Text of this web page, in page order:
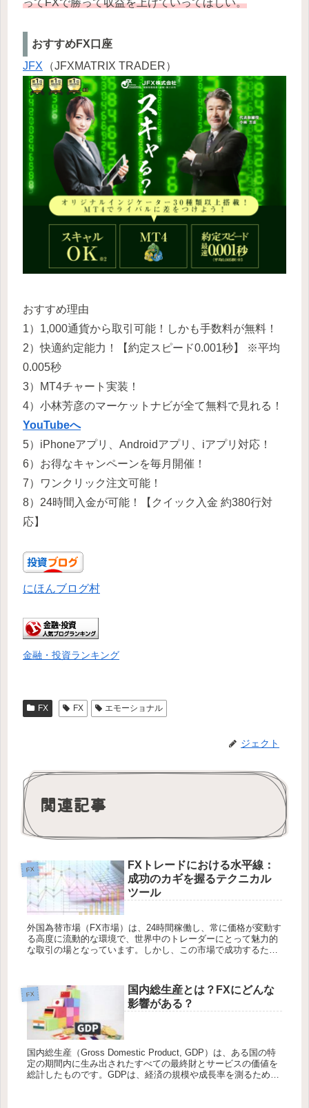
おすすめFX口座
JFX
（JFXMATRIX TRADER）
おすすめ理由
1）1,000通貨から取引可能！しかも手数料が無料！
2）快適約定能力！【約定スピード0.001秒】 ※平均
0.005秒
3）MT4チャート実装！
4）小林芳彦のマーケットナビが全て無料で見れる！
YouTubeへ
5）iPhoneアプリ、Androidアプリ、iアプリ対応！
6）お得なキャンペーンを毎月開催！
7）ワンクリック注文可能！
8）24時間入金が可能！【クイック入金 約380行対
応】
にほんブログ村
金融・投資ランキング
FX FX エモーショナル
ジェクト
関連記事
FX
FXトレードにおける水平線：
成功のカギを握るテクニカル
ツール
外国為替市場（FX市場）は、24時間稼働し、常に価格が変動す
る高度に流動的な環境で、世界中のトレーダーにとって魅力的
な取引の場となっています。しかし、この市場で成功するため
FX
国内総生産とは？FXにどんな
影響がある？
国内総生産（Gross Domestic Product, GDP）は、ある国の特
定の期間内に生み出されたすべての最終財とサービスの価値を
総計したものです。GDPは、経済の規模や成長率を測るための